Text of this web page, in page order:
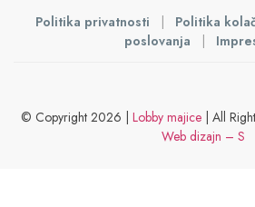
Politika privatnosti | Politika
poslovanja
|
© Copyright 2026 | Lobby majice| All
Web dizajn – S